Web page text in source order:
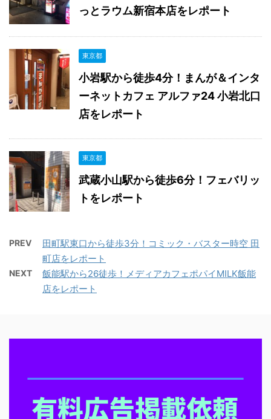
っとラウム新宿本店をレポート
東京都
小岩駅から徒歩4分！まんが＆インタ
ーネットカフェ アルファ24 小岩北口
店をレポート
東京都
武蔵小山駅から徒歩6分！フェバリッ
トをレポート
PREV
田町駅東口から徒歩3分！コミック・バスター時空 田
町店をレポート
NEXT
飯能駅から26徒歩！メディアカフェポパイMILK飯能
店をレポート